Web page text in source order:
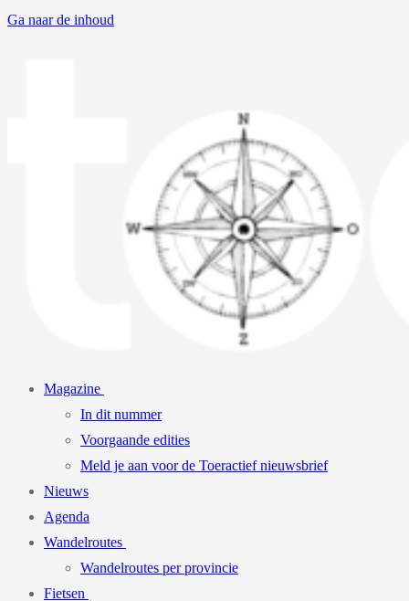
Ga naar de inhoud
Magazine
In dit nummer
Voorgaande edities
Meld je aan voor de Toeractief nieuwsbrief
Nieuws
Agenda
Wandelroutes
Wandelroutes per provincie
Fietsen